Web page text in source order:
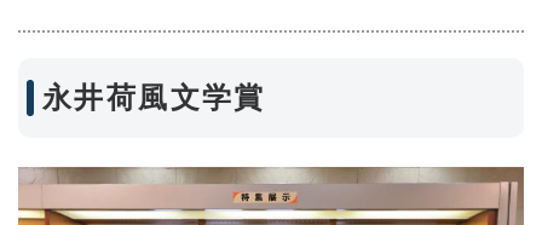
永井荷風文学賞